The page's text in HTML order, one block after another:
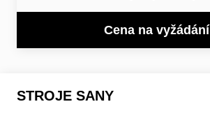
Cena na vyžádání
STROJE SANY